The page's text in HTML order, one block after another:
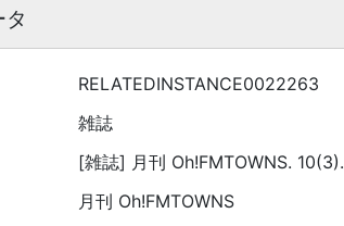
RELATEDINSTANCE0022263
雑誌
[雑誌] 月刊 Oh!FMTOWNS. 10(3).
月刊 Oh!FMTOWNS